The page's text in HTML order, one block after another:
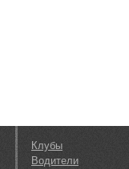
Клубы
Водители